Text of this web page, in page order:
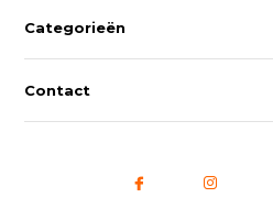
Categorieën
Contact